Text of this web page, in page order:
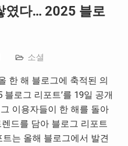
였다… 2025 블로
소셜
한 해 블로그에 축적된 의
블로그 리포트’를 19일 공개
이용자들이 한 해를 돌아
드를 담아 블로그 리포트
는 올해 블로그에서 발견